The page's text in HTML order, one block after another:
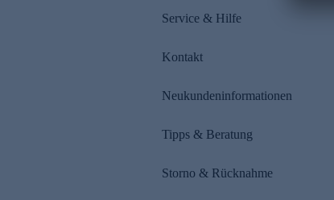
Service & Hilfe
Kontakt
Neukundeninformationen
Tipps & Beratung
Storno & Rücknahme